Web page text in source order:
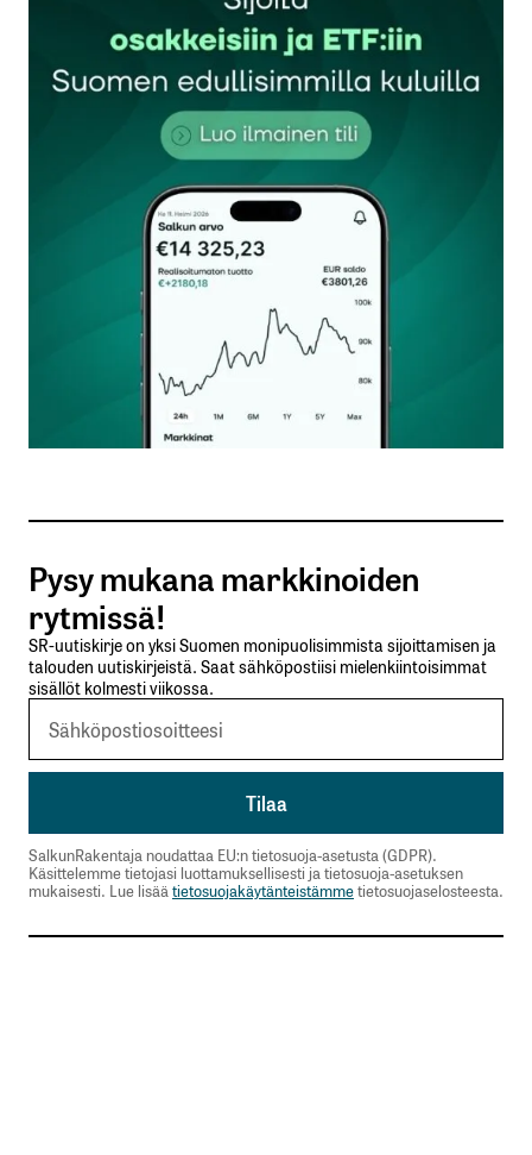
Sähköpostiosoitettasi ei julkaista.Pakolliset
kentät on merkitty*
Kommentti*
Nimesi tai nimimerkkisi
Sähköpostiosoitteesi
Tilaa SalkunRakentajan uutiskirje
Lähetä kommentti
Pysy mukana markkinoiden
rytmissä!
SR-uutiskirje on yksi Suomen monipuolisimmista sijoittamisen ja
talouden uutiskirjeistä. Saat sähköpostiisi mielenkiintoisimmat
sisällöt kolmesti viikossa.
SalkunRakentaja noudattaa EU:n tietosuoja-asetusta (GDPR).
Käsittelemme tietojasi luottamuksellisesti ja tietosuoja-asetuksen
mukaisesti. Lue lisää tietosuojakäytänteistämmetietosuojaselosteesta.